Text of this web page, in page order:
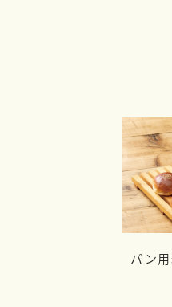
パン